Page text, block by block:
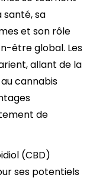
santé, sa
et son rôle
être global. Les
allant de la
cannabis
de
(CBD)
ses potentiels